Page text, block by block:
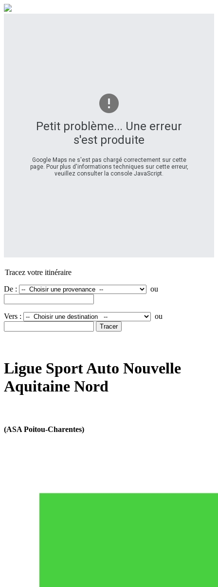
Petit problème... Une erreur
s'est produite
Google Maps ne s'est pas chargé correctement sur cette
page. Pour plus d'informations techniques sur cette erreur,
veuillez consulter la console JavaScript.
Tracez votre itinéraire
De :
ou
Vers : ou
Ligue Sport Auto Nouvelle
Aquitaine Nord
(ASA Poitou-Charentes)